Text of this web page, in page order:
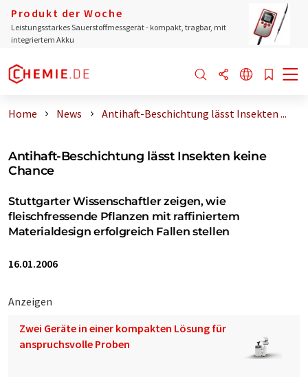
Produkt der Woche
Leistungsstarkes Sauerstoffmessgerät - kompakt, tragbar, mit
integriertem Akku
Home News Antihaft-Beschichtung lässt Insekten ...
Antihaft-Beschichtung lässt Insekten keine
Chance
Stuttgarter Wissenschaftler zeigen, wie
fleischfressende Pflanzen mit raffiniertem
Materialdesign erfolgreich Fallen stellen
16.01.2006
Anzeigen
Zwei Geräte in einer kompakten Lösung für
anspruchsvolle Proben